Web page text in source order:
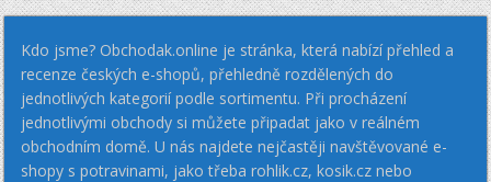
Kdo jsme? Obchodak.online je stránka, která nabízí přehled a
recenze českých e-shopů, přehledně rozdělených do
jednotlivých kategorií podle sortimentu. Při procházení
jednotlivými obchody si můžete připadat jako v reálném
obchodním domě. U nás najdete nejčastěji navštěvované e-
shopy s potravinami, jako třeba rohlik.cz, kosik.cz nebo